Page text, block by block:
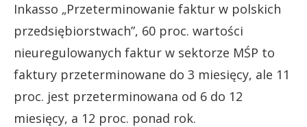
Inkasso „Przeterminowanie faktur w polskich
przedsiębiorstwach”, 60 proc. wartości
nieuregulowanych faktur w sektorze MŚP to
faktury przeterminowane do 3 miesięcy, ale 11
proc. jest przeterminowana od 6 do 12
miesięcy, a 12 proc. ponad rok.